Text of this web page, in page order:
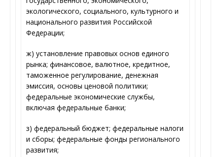
экологического, социального, культурного и
национального развития Российской
Федерации;
ж) установление правовых основ единого
рынка; финансовое, валютное, кредитное,
таможенное регулирование, денежная
эмиссия, основы ценовой политики;
федеральные экономические службы,
включая федеральные банки;
з) федеральный бюджет; федеральные налоги
и сборы; федеральные фонды регионального
развития;